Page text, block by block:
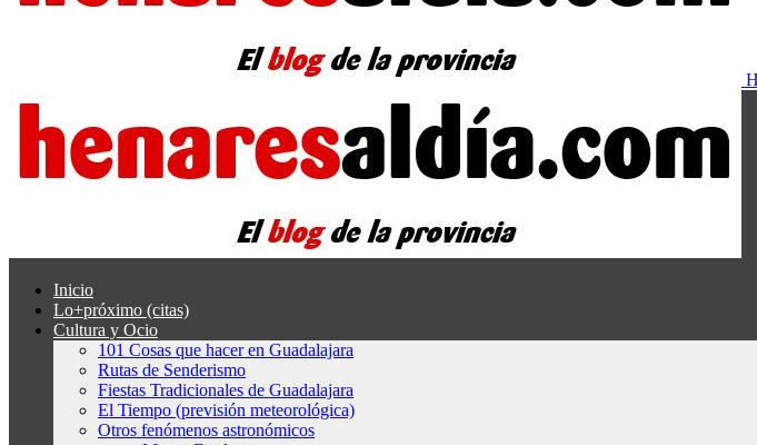
Inicio
Lo+próximo (citas)
Cultura y Ocio
101 Cosas que hacer en Guadalajara
Rutas de Senderismo
Fiestas Tradicionales de Guadalajara
El Tiempo (previsión meteorológica)
Otros fenómenos astronómicos